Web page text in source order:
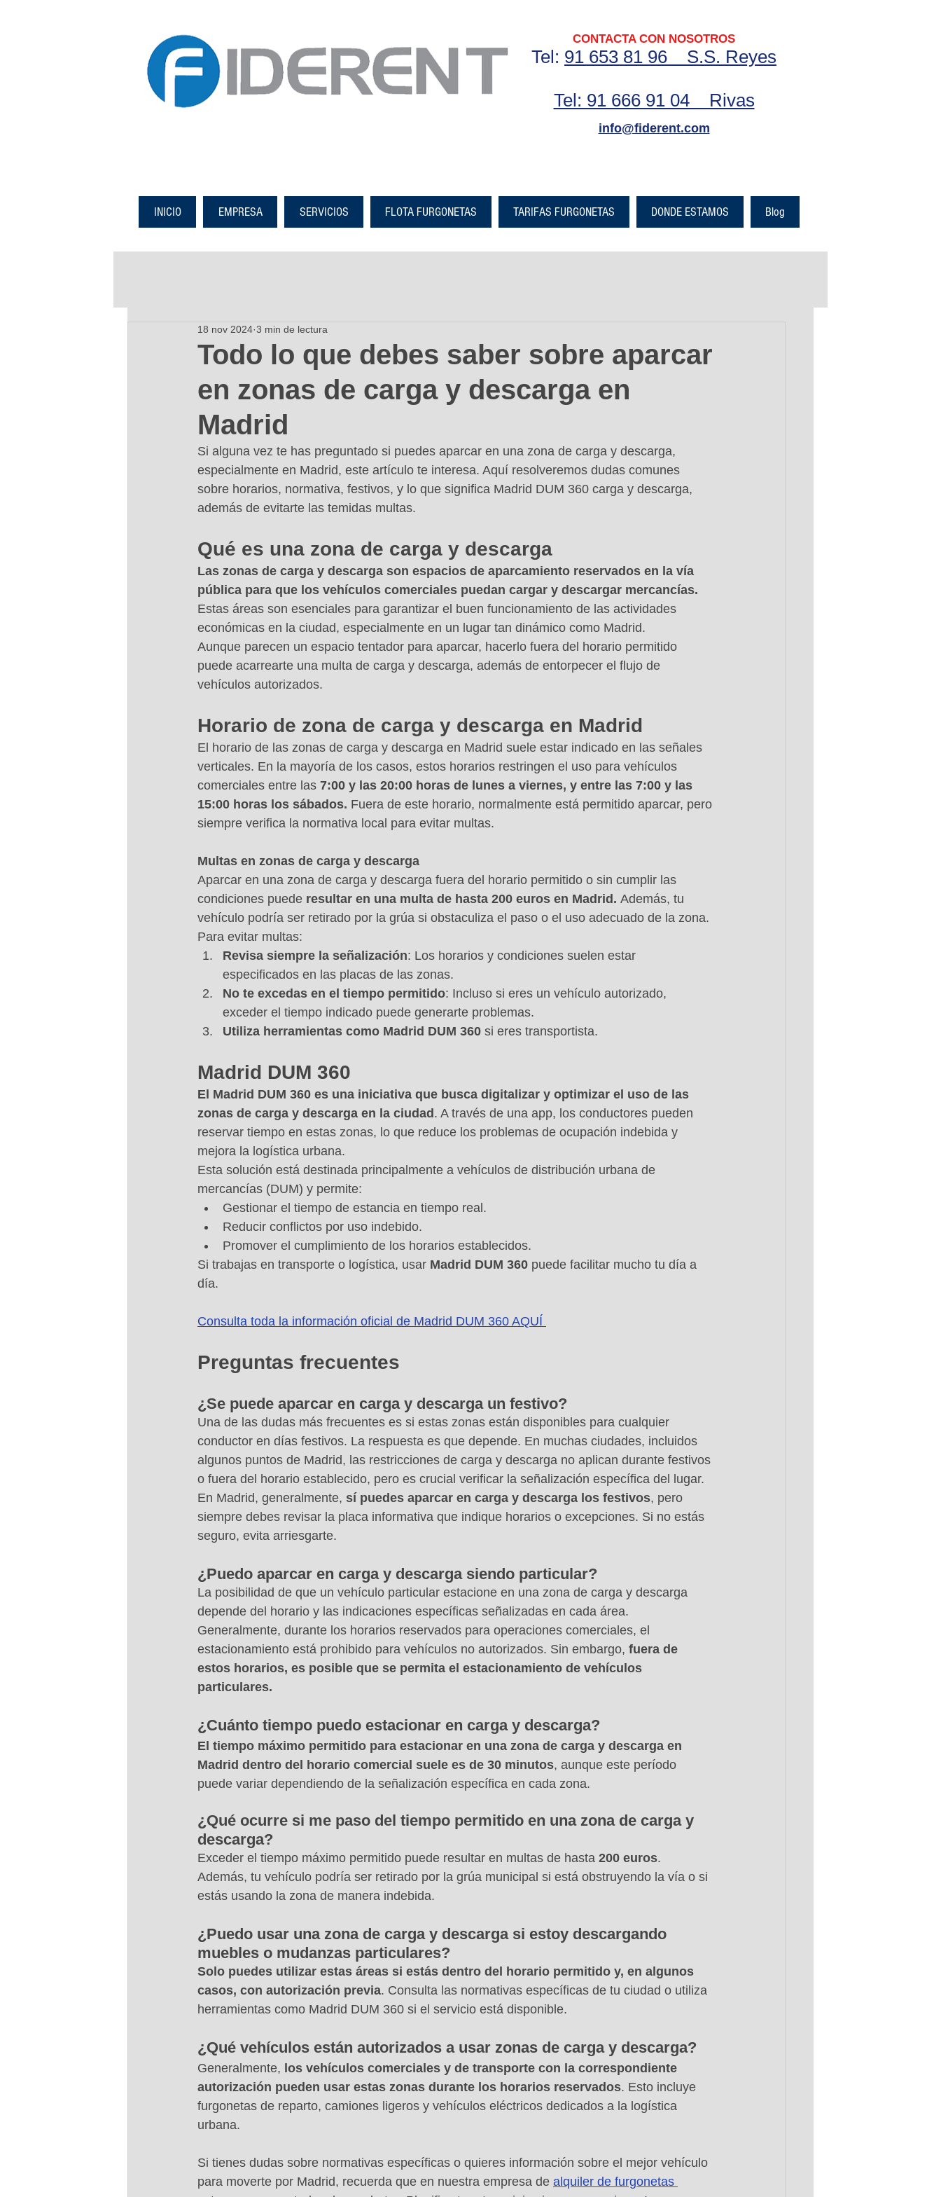
CONTACTA CON NOSOTROS
Tel: 91 653 81 96 S.S. Reyes
Tel: 91 666 91 04 Rivas
info@fiderent.com
INICIO EMPRESA SERVICIOS FLOTA FURGONETAS TARIFAS FURGONETAS DONDE ESTAMOS Blog
Todo lo que debes saber sobre aparcar
en zonas de carga y descarga en
Madrid
18 nov 2024 3 min de lectura
Si alguna vez te has preguntado si puedes aparcar en una zona de carga y descarga,
especialmente en Madrid, este artículo te interesa. Aquí resolveremos dudas comunes
sobre horarios, normativa, festivos, y lo que significa Madrid DUM 360 carga y descarga,
además de evitarte las temidas multas.
Qué es una zona de carga y descarga
Las zonas de carga y descarga son espacios de aparcamiento reservados en la vía
pública para que los vehículos comerciales puedan cargar y descargar mercancías.
Estas áreas son esenciales para garantizar el buen funcionamiento de las actividades
económicas en la ciudad, especialmente en un lugar tan dinámico como Madrid.
Aunque parecen un espacio tentador para aparcar, hacerlo fuera del horario permitido
puede acarrearte una multa de carga y descarga, además de entorpecer el flujo de
vehículos autorizados.
Horario de zona de carga y descarga en Madrid
El horario de las zonas de carga y descarga en Madrid suele estar indicado en las señales
verticales. En la mayoría de los casos, estos horarios restringen el uso para vehículos
comerciales entre las 7:00 y las 20:00 horas de lunes a viernes, y entre las 7:00 y las
15:00 horas los sábados. Fuera de este horario, normalmente está permitido aparcar, pero
siempre verifica la normativa local para evitar multas.
Multas en zonas de carga y descarga
Aparcar en una zona de carga y descarga fuera del horario permitido o sin cumplir las
condiciones puede resultar en una multa de hasta 200 euros en Madrid. Además, tu
vehículo podría ser retirado por la grúa si obstaculiza el paso o el uso adecuado de la zona.
Para evitar multas:
Revisa siempre la señalización: Los horarios y condiciones suelen estar
especificados en las placas de las zonas.
No te excedas en el tiempo permitido: Incluso si eres un vehículo autorizado,
exceder el tiempo indicado puede generarte problemas.
Utiliza herramientas como Madrid DUM 360 si eres transportista.
Madrid DUM 360
El Madrid DUM 360 es una iniciativa que busca digitalizar y optimizar el uso de las
zonas de carga y descarga en la ciudad . A través de una app, los conductores pueden
reservar tiempo en estas zonas, lo que reduce los problemas de ocupación indebida y
mejora la logística urbana.
Esta solución está destinada principalmente a vehículos de distribución urbana de
mercancías (DUM) y permite:
Gestionar el tiempo de estancia en tiempo real.
Reducir conflictos por uso indebido.
Promover el cumplimiento de los horarios establecidos.
Si trabajas en transporte o logística, usar Madrid DUM 360 puede facilitar mucho tu día a
día.
Consulta toda la información oficial de Madrid DUM 360 AQUÍ
Preguntas frecuentes
¿Se puede aparcar en carga y descarga un festivo?
Una de las dudas más frecuentes es si estas zonas están disponibles para cualquier
conductor en días festivos. La respuesta es que depende. En muchas ciudades, incluidos
algunos puntos de Madrid, las restricciones de carga y descarga no aplican durante festivos
o fuera del horario establecido, pero es crucial verificar la señalización específica del lugar.
En Madrid, generalmente, sí puedes aparcar en carga y descarga los festivos, pero
siempre debes revisar la placa informativa que indique horarios o excepciones. Si no estás
seguro, evita arriesgarte.
¿Puedo aparcar en carga y descarga siendo particular?
La posibilidad de que un vehículo particular estacione en una zona de carga y descarga
depende del horario y las indicaciones específicas señalizadas en cada área.
Generalmente, durante los horarios reservados para operaciones comerciales, el
estacionamiento está prohibido para vehículos no autorizados. Sin embargo, fuera de
estos horarios, es posible que se permita el estacionamiento de vehículos
particulares.
¿Cuánto tiempo puedo estacionar en carga y descarga?
El tiempo máximo permitido para estacionar en una zona de carga y descarga en
Madrid dentro del horario comercial suele es de 30 minutos, aunque este período
puede variar dependiendo de la señalización específica en cada zona.
¿Qué ocurre si me paso del tiempo permitido en una zona de carga y
descarga?
Exceder el tiempo máximo permitido puede resultar en multas de hasta 200 euros.
Además, tu vehículo podría ser retirado por la grúa municipal si está obstruyendo la vía o si
estás usando la zona de manera indebida.
¿Puedo usar una zona de carga y descarga si estoy descargando
muebles o mudanzas particulares?
Solo puedes utilizar estas áreas si estás dentro del horario permitido y, en algunos
casos, con autorización previa. Consulta las normativas específicas de tu ciudad o utiliza
herramientas como Madrid DUM 360 si el servicio está disponible.
¿Qué vehículos están autorizados a usar zonas de carga y descarga?
Generalmente, los vehículos comerciales y de transporte con la correspondiente
autorización pueden usar estas zonas durante los horarios reservados. Esto incluye
furgonetas de reparto, camiones ligeros y vehículos eléctricos dedicados a la logística
urbana.
Si tienes dudas sobre normativas específicas o quieres información sobre el mejor vehículo
para moverte por Madrid, recuerda que en nuestra empresa de alquiler de furgonetas